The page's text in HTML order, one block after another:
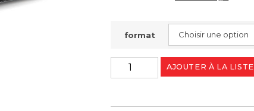
format
AJOUTER À LA LISTE